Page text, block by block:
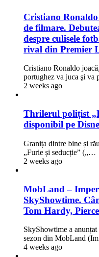
Cristiano
de filmare.
despre culisele
rival din Premier
Cristiano Ronaldo
portughez va juca şi va
2 weeks ago
Thrilerul polițist
disponibil pe
Granița dintre bine și
„Furie și seducție” („…
2 weeks ago
MobLand –
SkyShowtime.
Tom Hardy,
SkyShowtime a anunțat
sezon din MobLand
4 weeks ago